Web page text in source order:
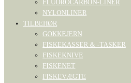
FLUOROCARBON-LINER
NYLONLINER
TILBEHØR
GOKKEJERN
FISKEKASSER & -TASKER
FISKEKNIVE
FISKENET
FISKEVÆGTE